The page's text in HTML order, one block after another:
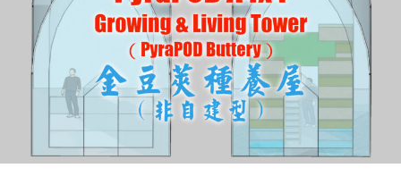
单：
模
型、
养
屋、
蟠
桃
荚、